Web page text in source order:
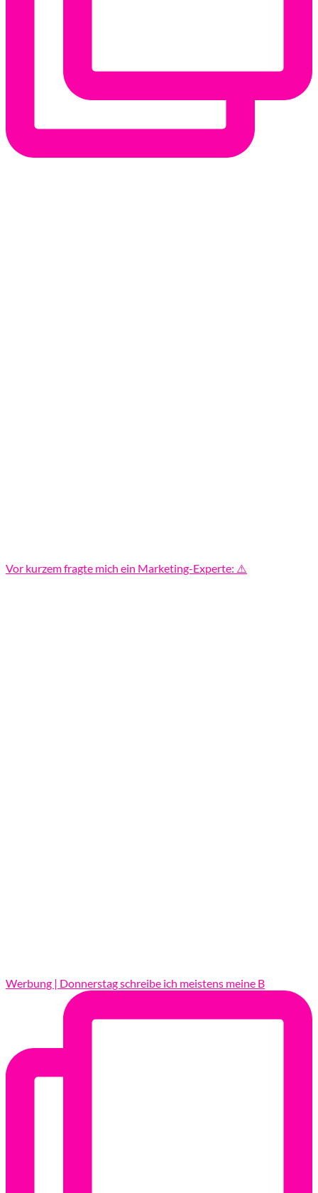
Vor kurzem fragte mich ein Marketing-Experte: ⚠️
Werbung | Donnerstag schreibe ich meistens meine B